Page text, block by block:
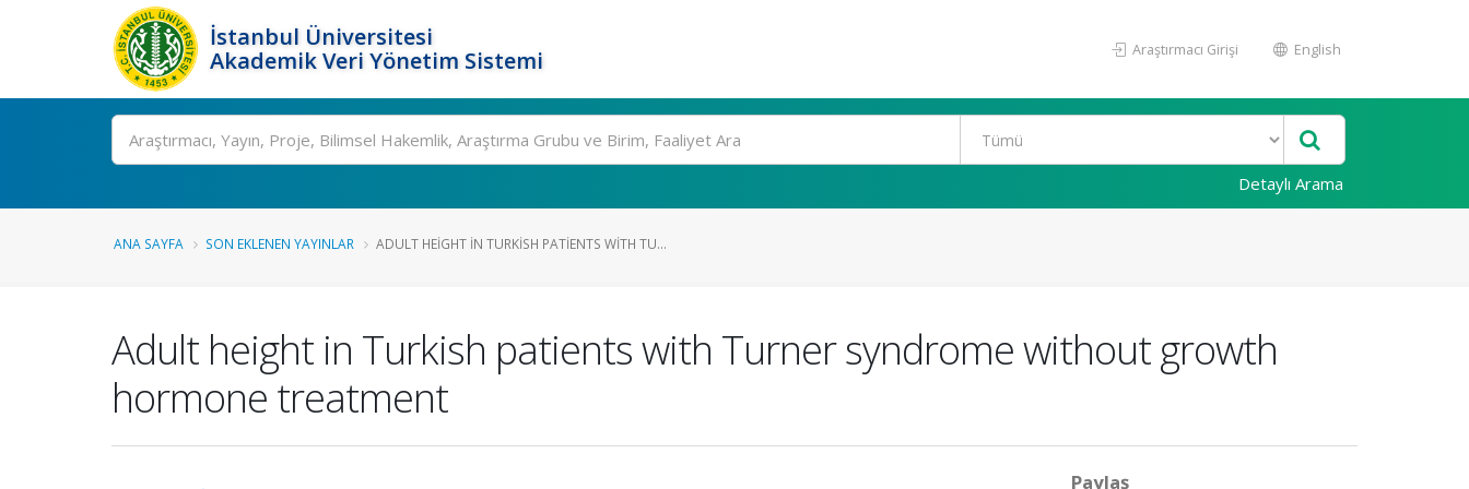
İstanbul Üniversitesi
Akademik Veri Yönetim Sistemi
Araştırmacı Girişi English
Ara
Detaylı Arama
ANA SAYFA SON EKLENEN YAYINLAR ADULT HEIGHT IN TURKISH PATIENTS WITH TU...
Adult height in Turkish patients with Turner syndrome without growth
hormone treatment
Paylaş